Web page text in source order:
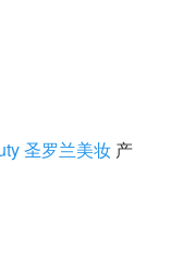
圣罗兰美妆 产